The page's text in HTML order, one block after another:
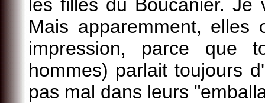
les filles du Boucanier. Je
Mais apparemment,
impression, parce que
hommes) parlait toujours
pas mal dans leurs